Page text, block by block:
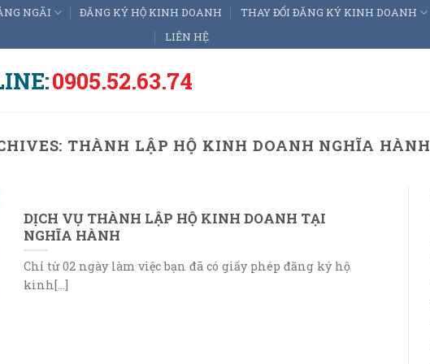
NGÃI ĐĂNG KÝ HỘ KINH DOANH THAY ĐỔI ĐĂNG KÝ KINH DOANH
LIÊN HỆ
0905.52.63.74
THÀNH LẬP HỘ KINH DOANH NGHĨA HÀNH
DỊCH VỤ THÀNH LẬP HỘ KINH DOANH TẠI
NGHĨA HÀNH
Chỉ từ 02 ngày làm việc bạn đã có giấy phép đăng ký hộ
kinh[...]